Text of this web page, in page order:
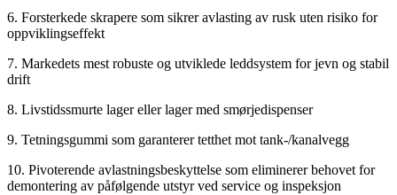
6. Forsterkede skrapere som sikrer avlasting av rusk uten risiko for
oppviklingseffekt
7. Markedets mest robuste og utviklede leddsystem for jevn og stabil
drift
8. Livstidssmurte lager eller lager med smørjedispenser
9. Tetningsgummi som garanterer tetthet mot tank-/kanalvegg
10. Pivoterende avlastningsbeskyttelse som eliminerer behovet for
demontering av påfølgende utstyr ved service og inspeksjon